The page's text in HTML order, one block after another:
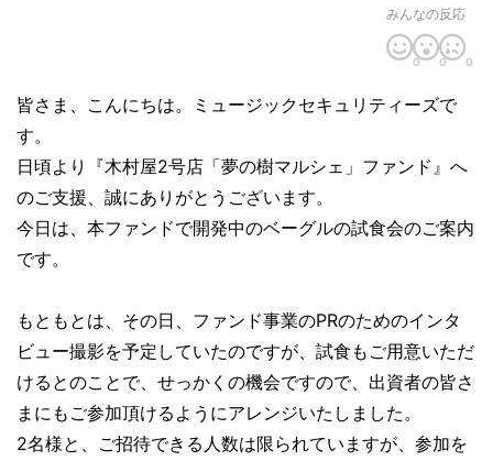
みんなの反応
0 0 0
皆さま、こんにちは。ミュージックセキュリティーズで
す。
日頃より『木村屋2号店「夢の樹マルシェ」ファンド』へ
のご支援、誠にありがとうございます。
今日は、本ファンドで開発中のベーグルの試食会のご案内
です。
もともとは、その日、ファンド事業のPRのためのインタ
ビュー撮影を予定していたのですが、試食もご用意いただ
けるとのことで、せっかくの機会ですので、出資者の皆さ
まにもご参加頂けるようにアレンジいたしました。
2名様と、ご招待できる人数は限られていますが、参加を